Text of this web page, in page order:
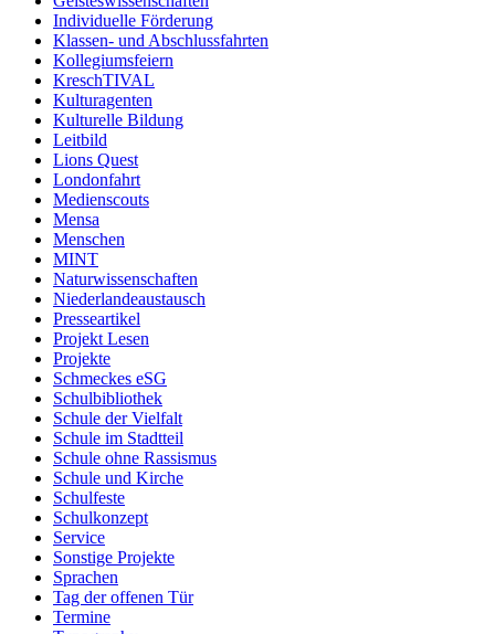
Individuelle Förderung
Klassen- und Abschlussfahrten
Kollegiumsfeiern
KreschTIVAL
Kulturagenten
Kulturelle Bildung
Leitbild
Lions Quest
Londonfahrt
Medienscouts
Mensa
Menschen
MINT
Naturwissenschaften
Niederlandeaustausch
Presseartikel
Projekt Lesen
Projekte
Schmeckes eSG
Schulbibliothek
Schule der Vielfalt
Schule im Stadtteil
Schule ohne Rassismus
Schule und Kirche
Schulfeste
Schulkonzept
Service
Sonstige Projekte
Sprachen
Tag der offenen Tür
Termine